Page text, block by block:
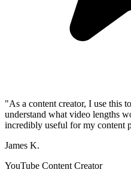
"As a content creator, I use this
understand what video lengths
incredibly useful for my content
James K.
YouTube Content Creator